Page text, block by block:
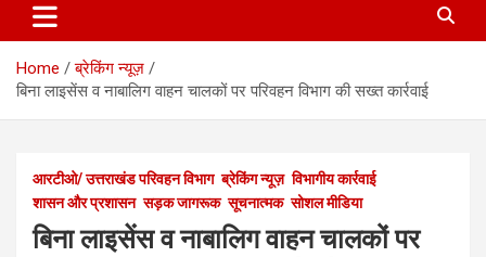
Home
ब्रेकिंग न्यूज़
बिना लाइसेंस व नाबालिग वाहन चालकों पर परिवहन विभाग की सख्त कार्रवाई
आरटीओ/ उत्तराखंड परिवहन विभाग ब्रेकिंग न्यूज़ विभागीय कार्रवाई
शासन और प्रशासन सड़क जागरूक सूचनात्मक सोशल मीडिया
बिना लाइसेंस व नाबालिग वाहन चालकों पर